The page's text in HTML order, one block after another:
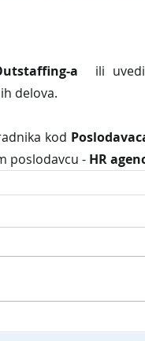
a
ili
delova.
kod
poslodavcu - HR